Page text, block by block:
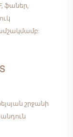
ֆաներ,
շրջանի